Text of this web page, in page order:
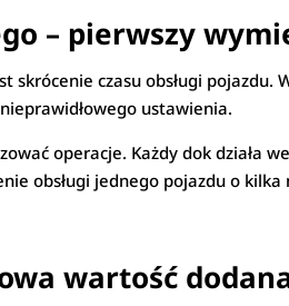
– pierwszy
czasu obsługi
ustawienia.
operacje. Każdy dok działa
obsługi jednego pojazdu o
wartość